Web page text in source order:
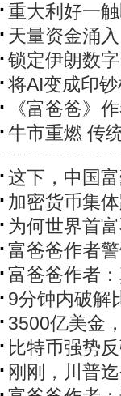
重大利好一
天量资金涌
锁定伊朗数
将AI变成印
《富爸爸》
牛市重燃 传
这下，中国
加密货币集
为何世界首
富爸爸作者
富爸爸作者
9分钟内破解
3500亿美金
比特币强势
刚刚，川普